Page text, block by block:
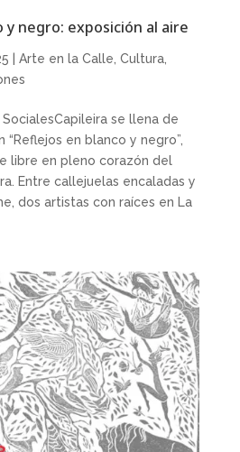
y negro: exposición al aire
Arte en la Calle, Cultura,
se llena de
en blanco y negro”,
libre en pleno corazón del
Entre callejuelas encaladas y
dos artistas con raíces en La